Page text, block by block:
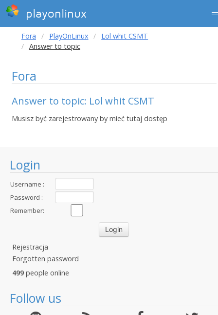
playonlinux
Login
Username :
Password :
Remember:
Rejestracja
Forgotten password
499 people online
Follow us
Fora PlayOnLinux
Lol whit CSMT
Answer to topic
Fora
Answer to topic: Lol whit CSMT
Musisz być zarejestrowany by mieć tutaj dostęp